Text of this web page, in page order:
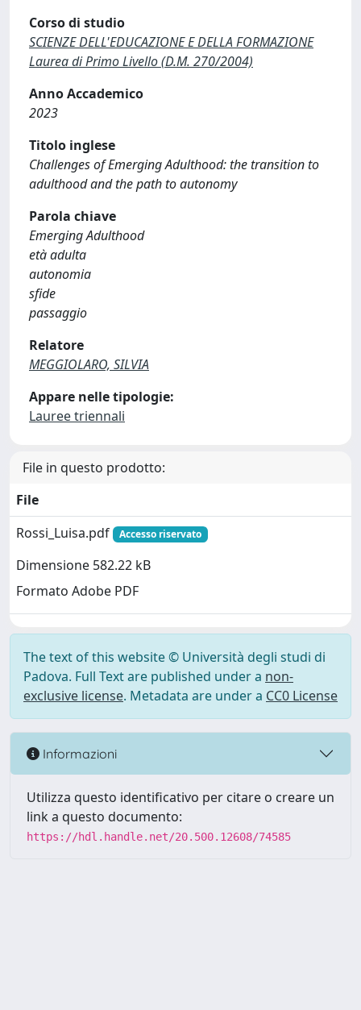
Corso di studio
SCIENZE DELL'EDUCAZIONE E DELLA FORMAZIONE
Laurea di Primo Livello (D.M. 270/2004)
Anno Accademico
2023
Titolo inglese
Challenges of Emerging Adulthood: the transition to
adulthood and the path to autonomy
Parola chiave
Emerging Adulthood
età adulta
autonomia
sfide
passaggio
Relatore
MEGGIOLARO, SILVIA
Appare nelle tipologie:
Lauree triennali
File in questo prodotto:
File
Rossi_Luisa.pdf
Accesso riservato
Dimensione 582.22 kB
Formato Adobe PDF
The text of this website © Università degli studi di
Padova. Full Text are published under a non-
exclusive license. Metadata are under a CC0 License
Informazioni
Utilizza questo identificativo per citare o creare un
link a questo documento:
https://hdl.handle.net/20.500.12608/74585